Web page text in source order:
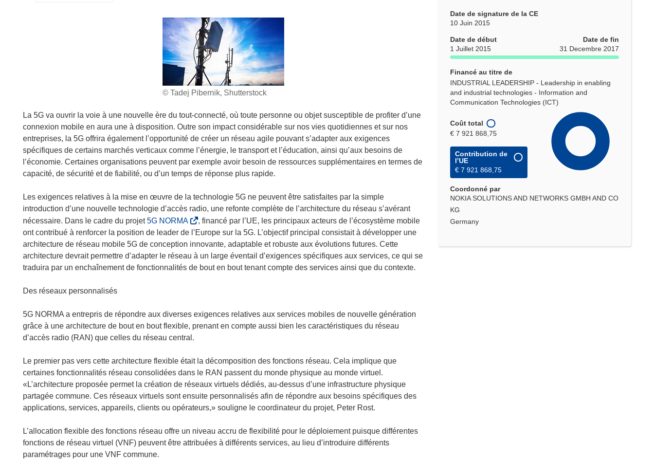
© Tadej Pibernik, Shutterstock
La 5G va ouvrir la voie à une nouvelle ère du tout-connecté, où toute personne ou objet susceptible de profiter d’une
connexion mobile en aura une à disposition. Outre son impact considérable sur nos vies quotidiennes et sur nos
entreprises, la 5G offrira également l’opportunité de créer un réseau agile pouvant s’adapter aux exigences
spécifiques de certains marchés verticaux comme l’énergie, le transport et l’éducation, ainsi qu’aux besoins de
l’économie. Certaines organisations peuvent par exemple avoir besoin de ressources supplémentaires en termes de
capacité, de sécurité et de fiabilité, ou d’un temps de réponse plus rapide.
Les exigences relatives à la mise en œuvre de la technologie 5G ne peuvent être satisfaites par la simple
introduction d’une nouvelle technologie d’accès radio, une refonte complète de l’architecture du réseau s’avérant
nécessaire. Dans le cadre du projet5G NORMA
s
o
u
d
a
n
u
n
e
n
o
v
e
, financé par l’UE, les principaux acteurs de l’écosystème mobile
ont contribué à renforcer la position de leader de l’Europe sur la 5G. L’objectif principal consistait à développer une
architecture de réseau mobile 5G de conception innovante, adaptable et robuste aux évolutions futures. Cette
architecture devrait permettre d’adapter le réseau à un large éventail d’exigences spécifiques aux services, ce qui se
traduira par un enchaînement de fonctionnalités de bout en bout tenant compte des services ainsi que du contexte.
Des réseaux personnalisés
5G NORMA a entrepris de répondre aux diverses exigences relatives aux services mobiles de nouvelle génération
grâce à une architecture de bout en bout flexible, prenant en compte aussi bien les caractéristiques du réseau
d’accès radio (RAN) que celles du réseau central.
Le premier pas vers cette architecture flexible était la décomposition des fonctions réseau. Cela implique que
certaines fonctionnalités réseau consolidées dans le RAN passent du monde physique au monde virtuel.
«L’architecture proposée permet la création de réseaux virtuels dédiés, au-dessus d’une infrastructure physique
partagée commune. Ces réseaux virtuels sont ensuite personnalisés afin de répondre aux besoins spécifiques des
applications, services, appareils, clients ou opérateurs,» souligne le coordinateur du projet, Peter Rost.
L’allocation flexible des fonctions réseau offre un niveau accru de flexibilité pour le déploiement puisque différentes
fonctions de réseau virtuel (VNF) peuvent être attribuées à différents services, au lieu d’introduire différents
paramétrages pour une VNF commune.
Date de signature de la CE
10 Juin 2015
Date de début
1 Juillet 2015
Date de fin
31 Decembre 2017
Financé au titre de
INDUSTRIAL LEADERSHIP - Leadership in enabling
and industrial technologies - Information and
Communication Technologies (ICT)
Coût total
€ 7 921 868,75
Contribution de
l’UE
€ 7 921 868,75
Coordonné par
NOKIA SOLUTIONS AND NETWORKS GMBH AND CO
KG
Germany